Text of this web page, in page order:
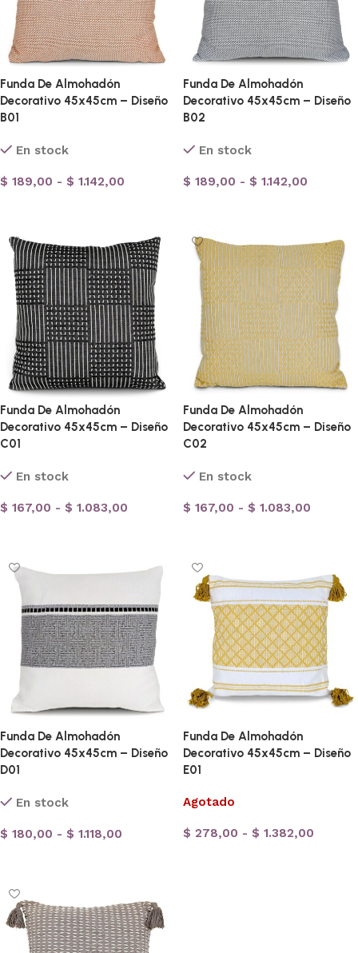
Funda De Almohadón
Decorativo 45x45cm – Diseño
B01
En stock
$ 189,00 - $ 1.142,00
Funda De Almohadón
Decorativo 45x45cm – Diseño
B02
En stock
$ 189,00 - $ 1.142,00
Funda De Almohadón
Decorativo 45x45cm – Diseño
C01
En stock
$ 167,00 - $ 1.083,00
Funda De Almohadón
Decorativo 45x45cm – Diseño
C02
En stock
$ 167,00 - $ 1.083,00
Funda De Almohadón
Decorativo 45x45cm – Diseño
D01
En stock
$ 180,00 - $ 1.118,00
Funda De Almohadón
Decorativo 45x45cm – Diseño
E01
Agotado
$ 278,00 - $ 1.382,00